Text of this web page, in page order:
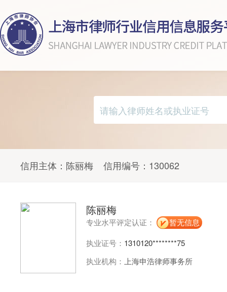
信用主体： 陈丽梅 信用编号： 130062
陈丽梅
专业水平评定认证：
暂无信息
执业证号： 1310120********75
执业机构： 上海申浩律师事务所